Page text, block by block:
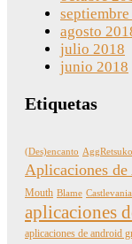
agosto
julio 2018
junio 2018
Etiquetas
(Des)encanto AggRetsuko
Aplicaciones
Mouth Blame Castlevania
aplicaciones
aplicaciones de android